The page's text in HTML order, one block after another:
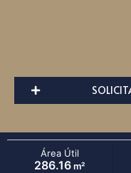
Área Útil
286.16 m²